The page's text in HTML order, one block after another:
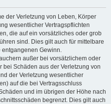
der Verletzung von Leben, Körper
wesentlicher Vertragspflichten
die auf ein vorsätzliches oder grob
sind. Dies gilt auch für mittelbare
Gewinn.
außer bei vorsätzlichem oder
bei Schäden aus der Verletzung von
der Verletzung wesentlicher
auf die bei Vertragsschluss
und im übrigen der Höhe nach
begrenzt. Dies gilt auch